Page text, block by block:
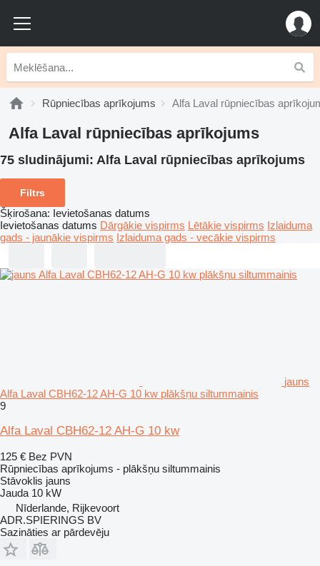
Rūpniecības aprīkojums Alfa Laval rūpniecības
Alfa Laval rūpniecības aprīkojums
75 sludinājumi: Alfa Laval rūpniecības aprīkojums
Filtrs
Šķirošana: Ievietošanas datums
Ievietošanas datums Dārgākie vispirms Lētākie vispirms Izlaiduma
gads - jaunākie vispirms Izlaiduma gads - vecākie vispirms
jauns
Alfa Laval CBH62-12 AH-G 10 kw plākšņu siltummainis
9
Alfa Laval CBH62-12 AH-G 10 kw
125 € Bez PVN
Rūpniecības aprīkojums - plākšņu siltummainis
Stāvoklis jauns
Jauda 10 kW
Nīderlande, Rijkevoort
ADR.SPIERINGS BV
Sazināties ar pārdevēju